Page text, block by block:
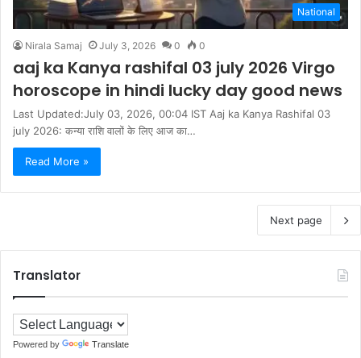
National
Nirala Samaj July 3, 2026 0 0
aaj ka Kanya rashifal 03 july 2026 Virgo
horoscope in hindi lucky day good news
Last Updated:July 03, 2026, 00:04 IST Aaj ka Kanya Rashifal 03
july 2026: कन्या राशि वालों के लिए आज का…
Read More »
Next page
Translator
Powered by Translate